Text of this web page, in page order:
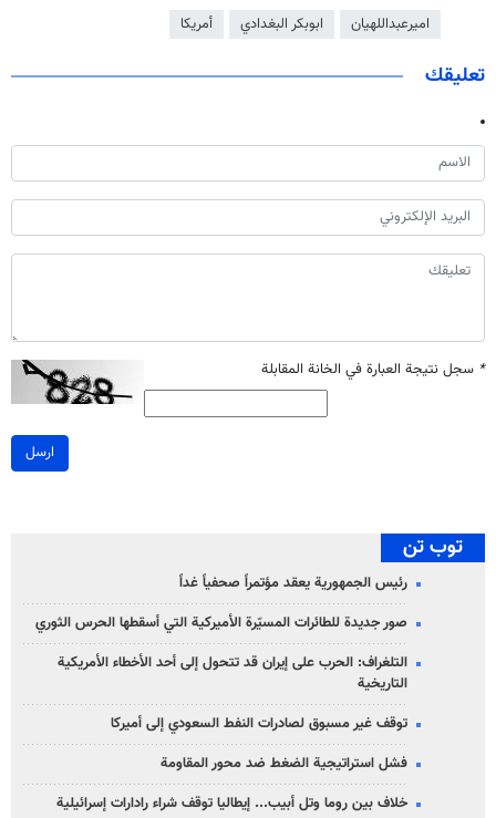
اميرعبداللهيان ابوبكر البغدادي أمريكا
تعليقك
* سجل نتيجة العبارة في الخانة المقابلة
ارسل
توب تن
رئيس الجمهورية يعقد مؤتمراً صحفياً غداً
صور جديدة للطائرات المسيّرة الأميركية التي أسقطها الحرس الثوري
التلغراف: الحرب على إيران قد تتحول إلى أحد الأخطاء الأمريكية
التاريخية
توقف غير مسبوق لصادرات النفط السعودي إلى أميركا
فشل استراتيجية الضغط ضد محور المقاومة
خلاف بين روما وتل أبيب... إيطاليا توقف شراء رادارات إسرائيلية